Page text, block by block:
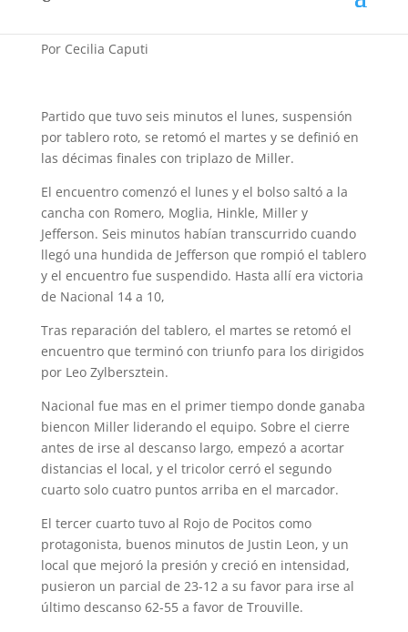
Por Cecilia Caputi
Partido que tuvo seis minutos el lunes, suspensión
por tablero roto, se retomó el martes y se definió en
las décimas finales con triplazo de Miller.
El encuentro comenzó el lunes y el bolso saltó a la
cancha con Romero, Moglia, Hinkle, Miller y
Jefferson. Seis minutos habían transcurrido cuando
llegó una hundida de Jefferson que rompió el tablero
y el encuentro fue suspendido. Hasta allí era victoria
de Nacional 14 a 10,
Tras reparación del tablero, el martes se retomó el
encuentro que terminó con triunfo para los dirigidos
por Leo Zylbersztein.
Nacional fue mas en el primer tiempo donde ganaba
biencon Miller liderando el equipo. Sobre el cierre
antes de irse al descanso largo, empezó a acortar
distancias el local, y el tricolor cerró el segundo
cuarto solo cuatro puntos arriba en el marcador.
El tercer cuarto tuvo al Rojo de Pocitos como
protagonista, buenos minutos de Justin Leon, y un
local que mejoró la presión y creció en intensidad,
pusieron un parcial de 23-12 a su favor para irse al
último descanso 62-55 a favor de Trouville.